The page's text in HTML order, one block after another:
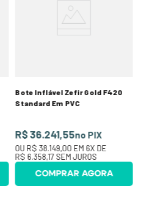
Bote Inflável Zefir Gold F420
Standard Em PVC
R$ 36.241,55no PIX
OU R$ 38.149,00 EM 6X DE
R$ 6.358,17SEM JUROS
COMPRAR AGORA